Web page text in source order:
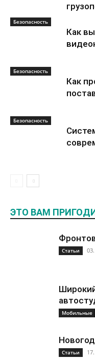
Безопасность
Как
Безопасность
Как
Безопасность
ЭТО ВАМ
Статьи
Мобильные
Статьи